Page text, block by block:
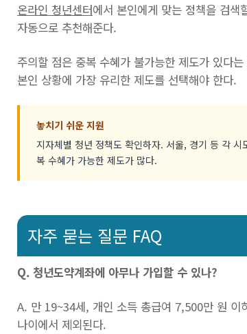
온라인 청년센터에서 본인에게 맞는 정책을 검
자동으로 추천해준다.
주의할 점은 중복 수혜가 불가능한 제도가 있다
본인 상황에 가장 유리한 제도를 선택해야 한다.
놓치기 쉬운 지원
지자체별 청년 정책도 확인하자. 서울, 경기 등 각
복 수혜가 가능한 제도가 많다.
자주 묻는 질문 FAQ
Q. 청년도약계좌에 아무나 가입할 수 있나?
A. 만 19~34세, 개인 소득 총급여 7,500만 원 이
나이에서 제외된다.